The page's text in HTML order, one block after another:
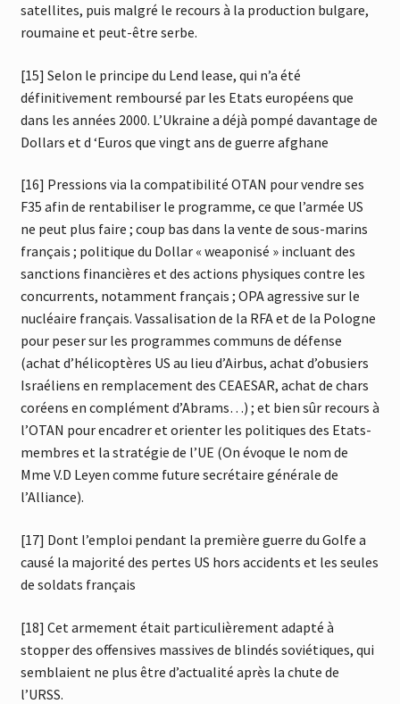
satellites, puis malgré le recours à la production bulgare,
roumaine et peut-être serbe.
[15] Selon le principe du Lend lease, qui n’a été
définitivement remboursé par les Etats européens que
dans les années 2000. L’Ukraine a déjà pompé davantage de
Dollars et d ‘Euros que vingt ans de guerre afghane
[16] Pressions via la compatibilité OTAN pour vendre ses
F35 afin de rentabiliser le programme, ce que l’armée US
ne peut plus faire ; coup bas dans la vente de sous-marins
français ; politique du Dollar « weaponisé » incluant des
sanctions financières et des actions physiques contre les
concurrents, notamment français ; OPA agressive sur le
nucléaire français. Vassalisation de la RFA et de la Pologne
pour peser sur les programmes communs de défense
(achat d’hélicoptères US au lieu d’Airbus, achat d’obusiers
Israéliens en remplacement des CEAESAR, achat de chars
coréens en complément d’Abrams…) ; et bien sûr recours à
l’OTAN pour encadrer et orienter les politiques des Etats-
membres et la stratégie de l’UE (On évoque le nom de
Mme V.D Leyen comme future secrétaire générale de
l’Alliance).
[17] Dont l’emploi pendant la première guerre du Golfe a
causé la majorité des pertes US hors accidents et les seules
de soldats français
[18] Cet armement était particulièrement adapté à
stopper des offensives massives de blindés soviétiques, qui
semblaient ne plus être d’actualité après la chute de
l’URSS.